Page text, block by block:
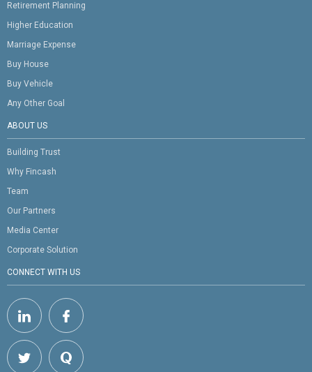
Retirement Planning
Higher Education
Marriage Expense
Buy House
Buy Vehicle
Any Other Goal
ABOUT US
Building Trust
Why Fincash
Team
Our Partners
Media Center
Corporate Solution
CONNECT WITH US